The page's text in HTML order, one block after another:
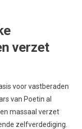
verzet
voor vastberaden
van Poetin al
massaal verzet
zelfverdediging.